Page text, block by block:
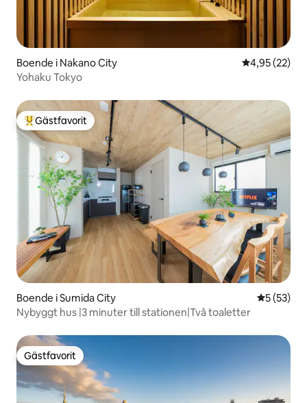
Boende i Nakano City 4,95 av 5 i
4,95 (22)
Yohaku Tokyo
Populär gästfavorit
Gästfavorit
Boende i Sumida City 5 av 5 i
5 (53)
Nybyggt hus |3 minuter till stationen|Två toaletter
Gästfavorit
Gästfavorit